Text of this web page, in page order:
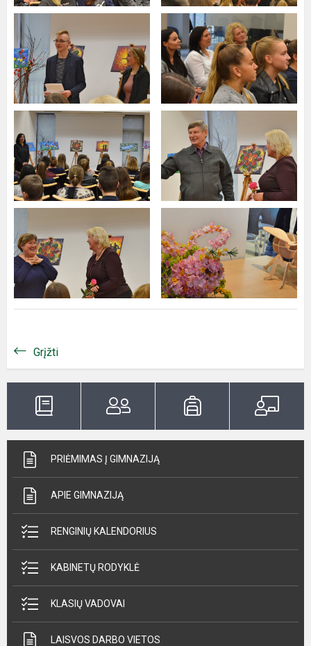
Grįžti
PRIĖMIMAS Į GIMNAZIJĄ
APIE GIMNAZIJĄ
RENGINIŲ KALENDORIUS
KABINETŲ RODYKLĖ
KLASIŲ VADOVAI
LAISVOS DARBO VIETOS